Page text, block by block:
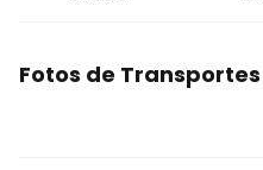
Fotos de